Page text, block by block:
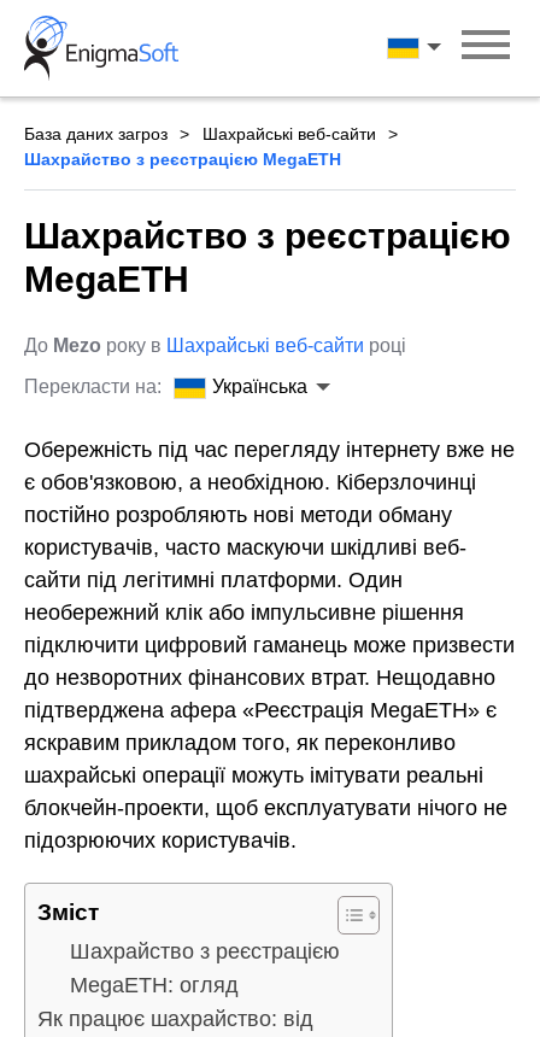
Skip
content
Українська
База даних загроз
Шахрайські веб-сайти
Шахрайство з реєстрацією MegaETH
Шахрайство з реєстрацією
MegaETH
До Mezo року в Шахрайські веб-сайти році
Перекласти на:
Українська
Обережність під час перегляду інтернету вже не
є обов'язковою, а необхідною. Кіберзлочинці
постійно розробляють нові методи обману
користувачів, часто маскуючи шкідливі веб-
сайти під легітимні платформи. Один
необережний клік або імпульсивне рішення
підключити цифровий гаманець може призвести
до незворотних фінансових втрат. Нещодавно
підтверджена афера «Реєстрація MegaETH» є
яскравим прикладом того, як переконливо
шахрайські операції можуть імітувати реальні
блокчейн-проекти, щоб експлуатувати нічого не
підозрюючих користувачів.
Зміст
Шахрайство з реєстрацією
MegaETH: огляд
Як працює шахрайство: від